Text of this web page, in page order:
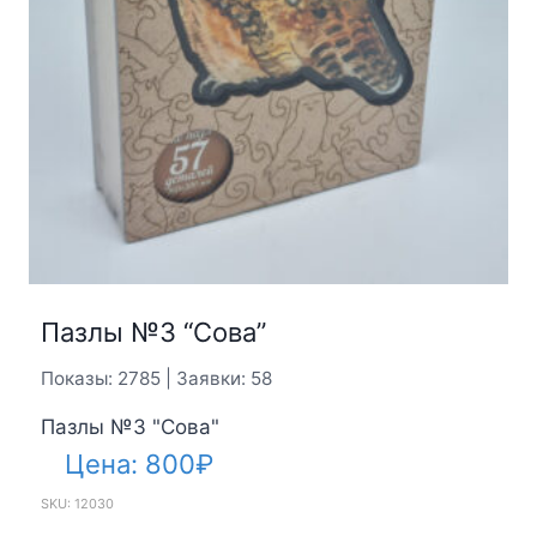
Пазлы №3 “Сова”
Показы: 2785 | Заявки: 58
Пазлы №3 "Сова"
Цена: 800₽
SKU: 12030